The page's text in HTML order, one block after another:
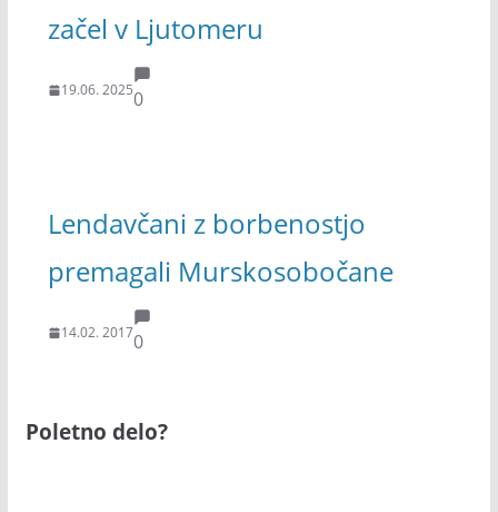
začel v Ljutomeru
19.06. 20250
Lendavčani z borbenostjo
premagali Murskosobočane
14.02. 20170
Poletno delo?